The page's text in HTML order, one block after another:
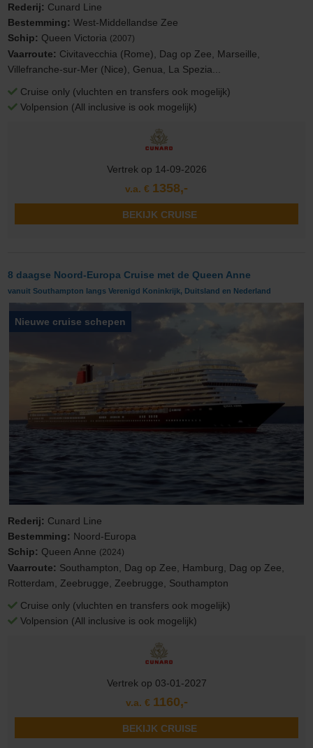
Rederij: Cunard Line
Bestemming:West-Middellandse Zee
Schip: Queen Victoria (2007)
Vaarroute: Civitavecchia (Rome), Dag op Zee, Marseille,
Villefranche-sur-Mer (Nice), Genua, La Spezia...
Cruise only (vluchten en transfers ook mogelijk)
Volpension (All inclusive is ook mogelijk)
Vertrek op 14-09-2026
v.a. € 1358,-
BEKIJK CRUISE
8 daagse Noord-Europa Cruise met de Queen Anne
vanuit Southampton langs Verenigd Koninkrijk, Duitsland en Nederland
Nieuwe cruise schepen
Rederij: Cunard Line
Bestemming: Noord-Europa
Schip: Queen Anne (2024)
Vaarroute: Southampton, Dag op Zee, Hamburg, Dag op Zee,
Rotterdam, Zeebrugge, Zeebrugge, Southampton
Cruise only (vluchten en transfers ook mogelijk)
Volpension (All inclusive is ook mogelijk)
Vertrek op 03-01-2027
v.a. € 1160,-
BEKIJK CRUISE